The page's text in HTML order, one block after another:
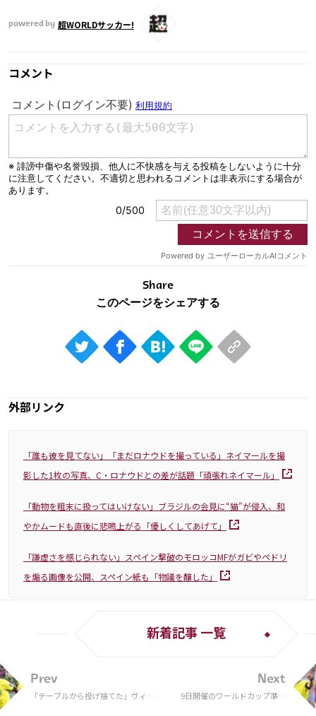
powered by 超WORLDサッカー!
コメント
Share
外部リンク
「誰も彼を見てない」「まだロナウドを撮っている」ネイマールを撮
影した1枚の写真、C・ロナウドとの差が話題「頑張れネイマール」
「動物を粗末に扱ってはいけない」ブラジルの会見に“猫”が侵入、和
やかムードも直後に悲鳴上がる「優しくしてあげて」
「謙虚さを感じられない」スペイン撃破のモロッコMFがガビやペドリ
を煽る画像を公開、スペイン紙も「物議を醸した」
Prev
「テーブルから投げ捨てた」ヴィニ
新着記事 一覧
Next
9日開催のワールドカップ準々